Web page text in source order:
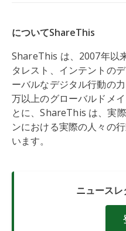
についてShareThis
ShareThis は、2007年以
タレスト、インテントの
ーバルなデジタル行動の
万以上のグローバルドメ
とに、ShareThis は、実
ンにおける実際の人々の
います。
ニュース